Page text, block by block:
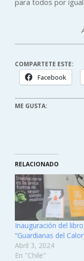
COMPARTETE ESTE:
Facebook
ME GUSTA:
RELACIONADO
Inauguración del libro
“Guardianas del
Abril 3, 2024
En "Chile"